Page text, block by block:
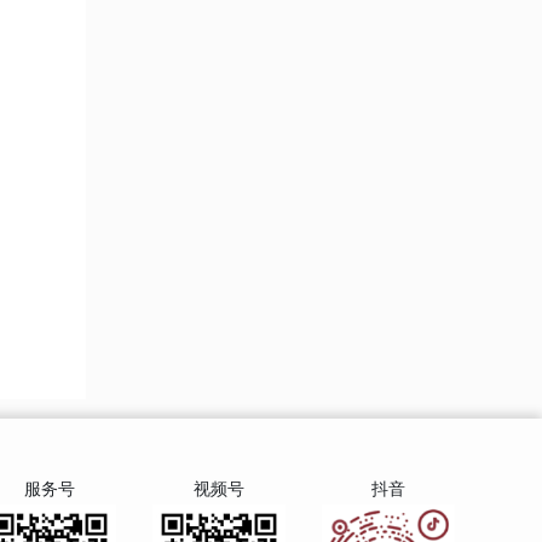
服务号 视频号 抖音